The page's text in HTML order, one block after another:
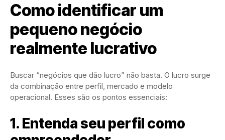
Como identificar um
pequeno negócio
realmente lucrativo
Buscar “negócios que dão lucro” não basta. O lucro surge
da combinação entre perfil, mercado e modelo
operacional. Esses são os pontos essenciais:
1. Entenda seu perfil como